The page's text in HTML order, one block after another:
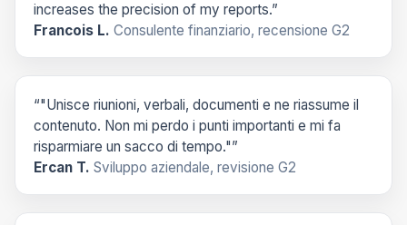
increases the precision of my reports.”
Francois L. Consulente finanziario, recensione G2
“"Unisce riunioni, verbali, documenti e ne riassume il
contenuto. Non mi perdo i punti importanti e mi fa
risparmiare un sacco di tempo."”
Ercan T. Sviluppo aziendale, revisione G2